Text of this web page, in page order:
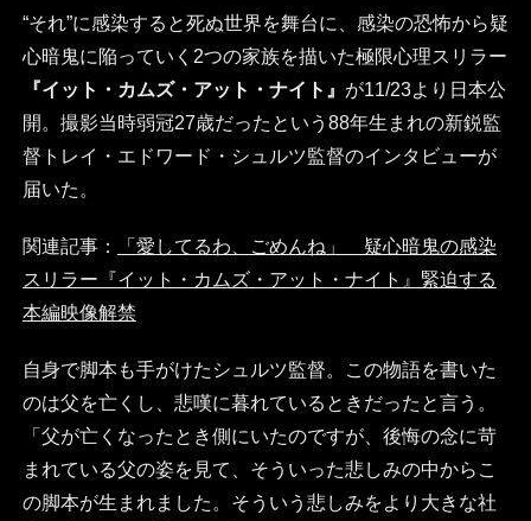
“それ”に感染すると死ぬ世界を舞台に、感染の恐怖から疑
心暗鬼に陥っていく2つの家族を描いた極限心理スリラー
『イット・カムズ・アット・ナイト』 が11/23より日本公
開。撮影当時弱冠27歳だったという88年生まれの新鋭監
督トレイ・エドワード・シュルツ監督のインタビューが
届いた。
関連記事：
「愛してるわ、ごめんね」 疑心暗鬼の感染
スリラー『イット・カムズ・アット・ナイト』緊迫する
本編映像解禁
自身で脚本も手がけたシュルツ監督。この物語を書いた
のは父を亡くし、悲嘆に暮れているときだったと言う。
「父が亡くなったとき側にいたのですが、後悔の念に苛
まれている父の姿を見て、そういった悲しみの中からこ
の脚本が生まれました。そういう悲しみをより大きな社